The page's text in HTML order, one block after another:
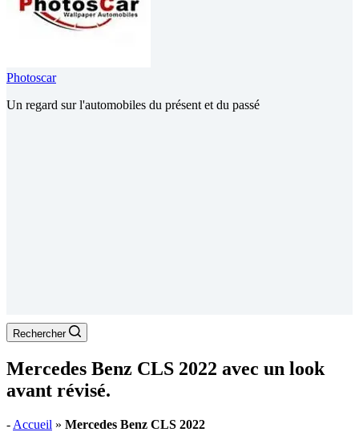
Photoscar
Un regard sur l'automobiles du présent et du passé
Rechercher
Mercedes Benz CLS 2022 avec un look
avant révisé.
- Accueil » Mercedes Benz CLS 2022